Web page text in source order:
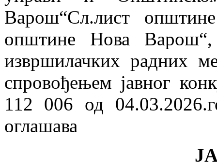
Варош“Сл.лист
општине Нова
извршилачких радних
спровођењем јавног
112 006 од
оглашава